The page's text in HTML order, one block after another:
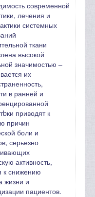
современной
лечения и
системных
ткани
высокой
значимостью –
их
в ранней и
приводят к
причин
боли и
серьезно
активность,
к снижению
жизни и
пациентов.